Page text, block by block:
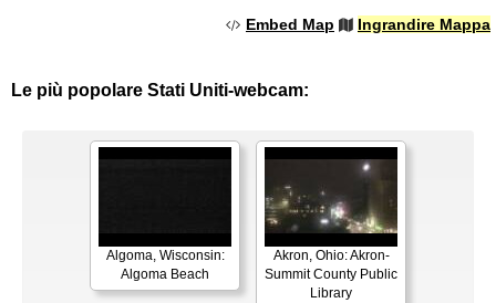
Embed Map Ingrandire Mappa
Le più popolare Stati Uniti-webcam:
Algoma, Wisconsin:
Algoma Beach
Akron, Ohio: Akron-
Summit County Public
Library